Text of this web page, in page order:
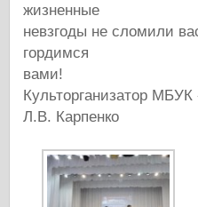
жизненные
невзгоды не сломили
гордимся
вами!
Культорганизатор
Л.В. Карпенко